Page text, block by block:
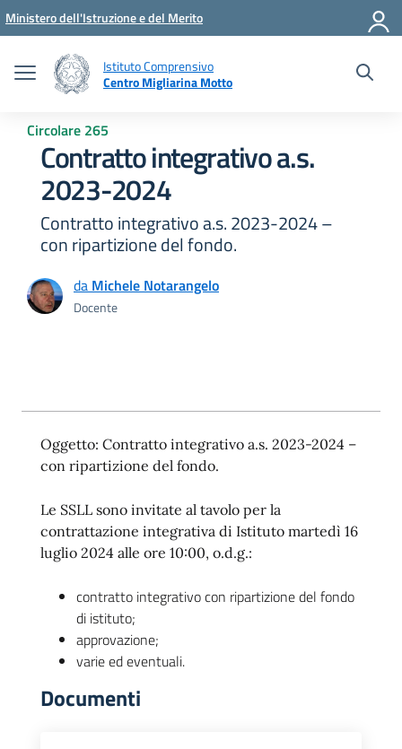
Vai ai contenuti
Vai al menu di navigazione
Vai al footer
Ministero dell'Istruzione e del Merito
Istituto Comprensivo
Centro Migliarina Motto
Circolare 265
Contratto integrativo a.s.
2023-2024
Contratto integrativo a.s. 2023-2024 –
con ripartizione del fondo.
da Michele Notarangelo
Docente
Oggetto: Contratto integrativo a.s. 2023-2024 –
con ripartizione del fondo.
Le SSLL sono invitate al tavolo per la
contrattazione integrativa di Istituto martedì 16
luglio 2024 alle ore 10:00, o.d.g.:
contratto integrativo con ripartizione del fondo
di istituto;
approvazione;
varie ed eventuali.
Documenti